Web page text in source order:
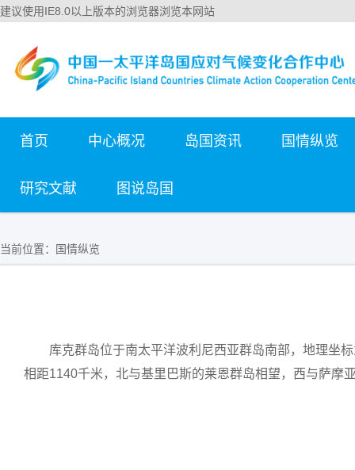
建议使用IE8.0以上版本的浏览器浏览本网站
首页 中心概况 岛国资讯 国情纵览
研究文献 图说岛国
当前位置： 国情纵览
库克群岛位于南太平洋波利尼西亚群岛南部，地理坐
相距1140千米，北与基里巴斯的莱恩群岛相望，西与萨摩